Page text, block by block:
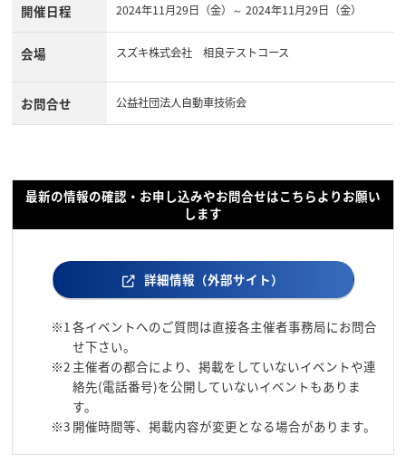
開催日程 2024年11月29日（金）～ 2024年11月29日（金）
会場 スズキ株式会社 相良テストコース
お問合せ 公益社団法人自動車技術会
最新の情報の確認・お申し込みやお問合せはこちらよりお願い
します
詳細情報（外部サイト）
※1 各イベントへのご質問は直接各主催者事務局にお問合
せ下さい。
※2 主催者の都合により、掲載をしていないイベントや連
絡先(電話番号)を公開していないイベントもありま
す。
※3 開催時間等、掲載内容が変更となる場合があります。